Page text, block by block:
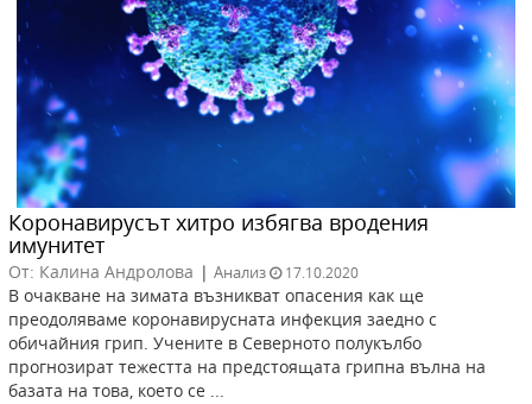
Коронавирусът хитро избягва вродения
имунитет
От: Калина Андролова | Анализ 17.10.2020
В очакване на зимата възникват опасения как ще
преодоляваме коронавирусната инфекция заедно с
обичайния грип. Учените в Северното полукълбо
прогнозират тежестта на предстоящата грипна вълна на
базата на това, което се ...